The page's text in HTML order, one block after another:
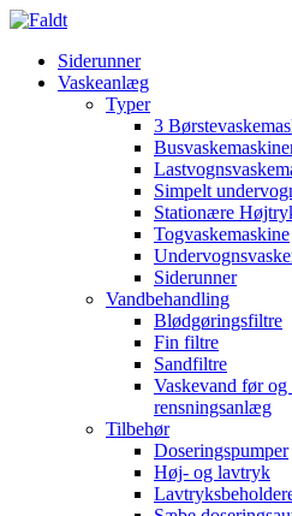
Siderunner
Vaskeanlæg
Typer
3
Simpelt
Stationære
Togvaskemaskine
Siderunner
Vandbehandling
Blødgøringsfiltre
Fin filtre
Sandfiltre
Vaskevand før
rensningsanlæg
Tilbehør
Doseringspumper
Høj- og lavtryk